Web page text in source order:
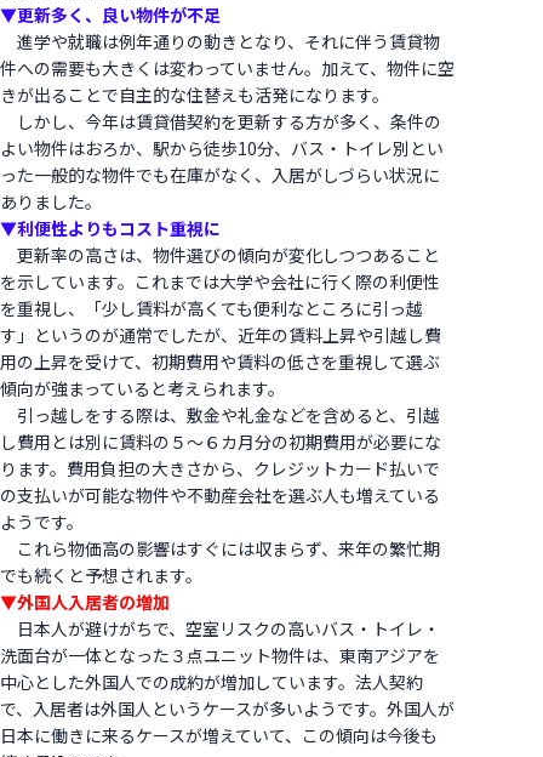
▼更新多く、良い物件が不足
進学や就職は例年通りの動きとなり、それに伴う賃貸物
件への需要も大きくは変わっていません。加えて、物件に空
きが出ることで自主的な住替えも活発になります。
しかし、今年は賃貸借契約を更新する方が多く、条件の
よい物件はおろか、駅から徒歩10分、バス・トイレ別とい
った一般的な物件でも在庫がなく、入居がしづらい状況に
ありました。
▼利便性よりもコスト重視に
更新率の高さは、物件選びの傾向が変化しつつあること
を示しています。これまでは大学や会社に行く際の利便性
を重視し、「少し賃料が高くても便利なところに引っ越
す」というのが通常でしたが、近年の賃料上昇や引越し費
用の上昇を受けて、初期費用や賃料の低さを重視して選ぶ
傾向が強まっていると考えられます。
引っ越しをする際は、敷金や礼金などを含めると、引越
し費用とは別に賃料の５～６カ月分の初期費用が必要にな
ります。費用負担の大きさから、クレジットカード払いで
の支払いが可能な物件や不動産会社を選ぶ人も増えている
ようです。
これら物価高の影響はすぐには収まらず、来年の繁忙期
でも続くと予想されます。
▼外国人入居者の増加
日本人が避けがちで、空室リスクの高いバス・トイレ・
洗面台が一体となった３点ユニット物件は、東南アジアを
中心とした外国人での成約が増加しています。法人契約
で、入居者は外国人というケースが多いようです。外国人が
日本に働きに来るケースが増えていて、この傾向は今後も